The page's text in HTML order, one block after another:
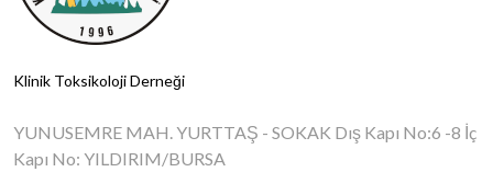
Klinik Toksikoloji Derneği
YUNUSEMRE MAH. YURTTAŞ - SOKAK Dış Kapı No:6 -8 İç
Kapı No: YILDIRIM/BURSA